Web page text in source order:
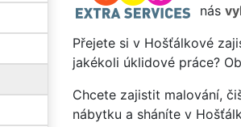
nás
Přejete si v Hošťálkové
jakékoli úklidové práce?
Chcete zajistit malování,
nábytku a sháníte v